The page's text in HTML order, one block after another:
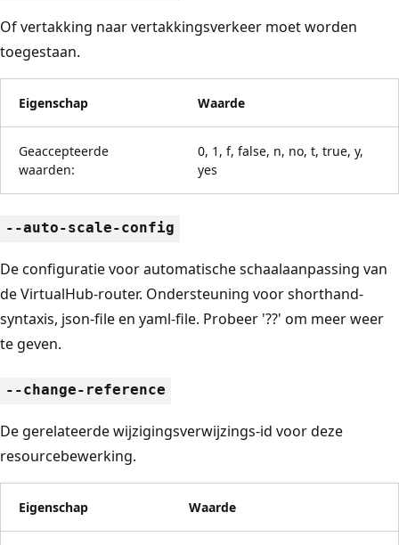
Of vertakking naar vertakkingsverkeer moet worden
toegestaan.
Eigenschap Waarde
Geaccepteerde
waarden:
0, 1, f, false, n, no, t, true, y,
yes
--auto-scale-config
De configuratie voor automatische schaalaanpassing van
de VirtualHub-router. Ondersteuning voor shorthand-
syntaxis, json-file en yaml-file. Probeer '??' om meer weer
te geven.
--change-reference
De gerelateerde wijzigingsverwijzings-id voor deze
resourcebewerking.
Eigenschap Waarde